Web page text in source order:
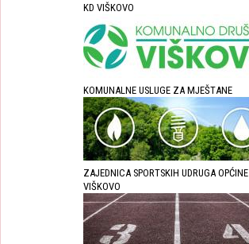
KD VIŠKOVO
KOMUNALNE USLUGE ZA MJEŠTANE
ZAJEDNICA SPORTSKIH UDRUGA OPĆINE
VIŠKOVO